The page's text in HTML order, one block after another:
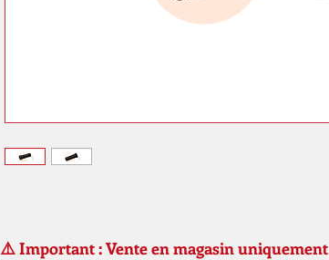
⚠️ Important : Vente en magasin uniquement